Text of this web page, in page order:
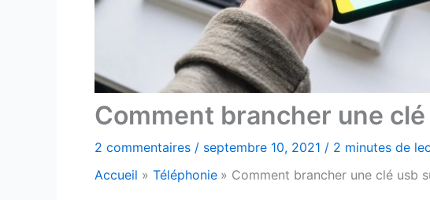
Comment brancher une
2 commentaires / septembre 10, 2021 / 2 minutes de
Accueil
Téléphonie Comment brancher une clé usb